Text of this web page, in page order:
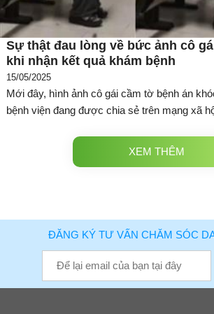
Sự thật đau lòng về bức ảnh cô
khi nhận kết quả khám bệnh
15/05/2025
Mới đây, hình ảnh cô gái cầm tờ bệnh án
bệnh viện đang được chia sẻ trên mạng xã
XEM THÊM
ĐĂNG KÝ TƯ VẤN CHĂM SÓC